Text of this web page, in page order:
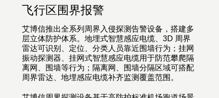
飞行区围界报警
艾博信推出全系列周界入侵探测告警设备，搭建多
层立体防护体系。地埋式智慧感应电缆、3D 周界
雷达可识别、定位、分类人员靠近围墙行为；挂网
振动探测器、挂网式智慧感应电缆用于防范攀爬隔
离网、围墙等行为；隔离网、围墙分隔区域可搭配
周界雷达、地埋感应电缆补齐监测覆盖范围。